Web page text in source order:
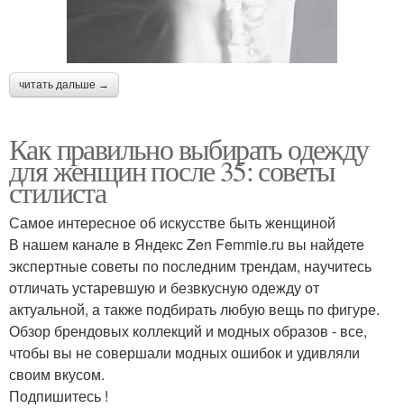
читать дальше →
Как правильно выбирать одежду
для женщин после 35: советы
стилиста
Самое интересное об искусстве быть женщиной
В нашем канале в Яндекс Zen Femmie.ru вы найдете
экспертные советы по последним трендам, научитесь
отличать устаревшую и безвкусную одежду от
актуальной, а также подбирать любую вещь по фигуре.
Обзор брендовых коллекций и модных образов - все,
чтобы вы не совершали модных ошибок и удивляли
своим вкусом.
Подпишитесь !